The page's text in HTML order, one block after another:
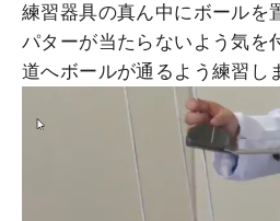
練習器具の真ん中にボールを
パターが当たらないよう気を
道へボールが通るよう練習し